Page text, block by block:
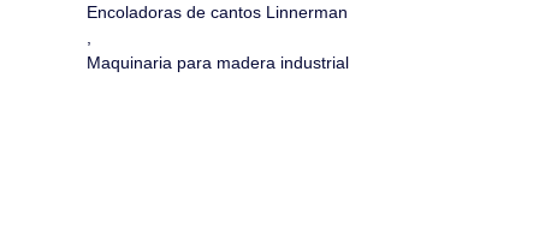
Encoladoras de cantos Linnerman
Maquinaria para madera industrial